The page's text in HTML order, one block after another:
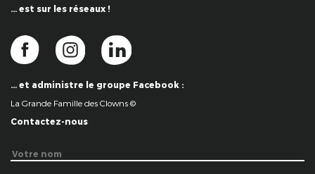
… est sur les réseaux !
… et administre le groupe Facebook :
La Grande Famille des Clowns ©
Contactez-nous